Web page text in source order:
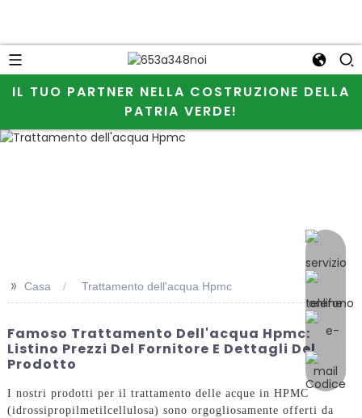
IL TUO PARTNER NELLA COSTRUZIONE DELLA
PATRIA VERDE!
>> Casa Trattamento dell'acqua Hpmc
Famoso Trattamento Dell'acqua Hpmc:
Listino Prezzi Del Fornitore E Dettagli Del
Prodotto
I nostri prodotti per il trattamento delle acque in HPMC
(idrossipropilmetilcellulosa) sono orgogliosamente offerti da